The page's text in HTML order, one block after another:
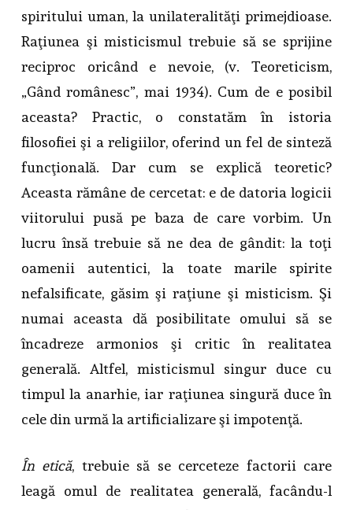
spiritului uman, la unilateralităţi primejdioase.
Raţiunea şi misticismul trebuie să se sprijine
reciproc oricând e nevoie, (v. Teoreticism,
„Gând românesc”, mai 1934). Cum de e posibil
aceasta? Practic, o constatăm în istoria
filosofiei şi a religiilor, oferind un fel de sinteză
funcţională. Dar cum se explică teoretic?
Aceasta rămâne de cercetat: e de datoria logicii
viitorului pusă pe baza de care vorbim. Un
lucru însă trebuie să ne dea de gândit: la toţi
oamenii autentici, la toate marile spirite
nefalsificate, găsim şi raţiune şi misticism. Şi
numai aceasta dă posibilitate omului să se
încadreze armonios şi critic în realitatea
generală. Altfel, misticismul singur duce cu
timpul la anarhie, iar raţiunea singură duce în
cele din urmă la artificializare şi impotenţă.
În etică, trebuie să se cerceteze factorii care
leagă omul de realitatea generală, facându-l